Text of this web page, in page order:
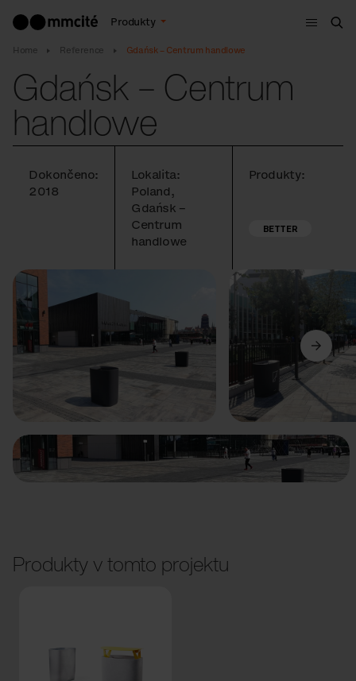
Produkty
Menu
Home Reference Gdańsk – Centrum handlowe
Gdańsk – Centrum
handlowe
Dokončeno:
2018
Lokalita:
Poland,
Gdańsk –
Centrum
handlowe
Produkty:
BETTER
Další
Produkty v tomto projektu